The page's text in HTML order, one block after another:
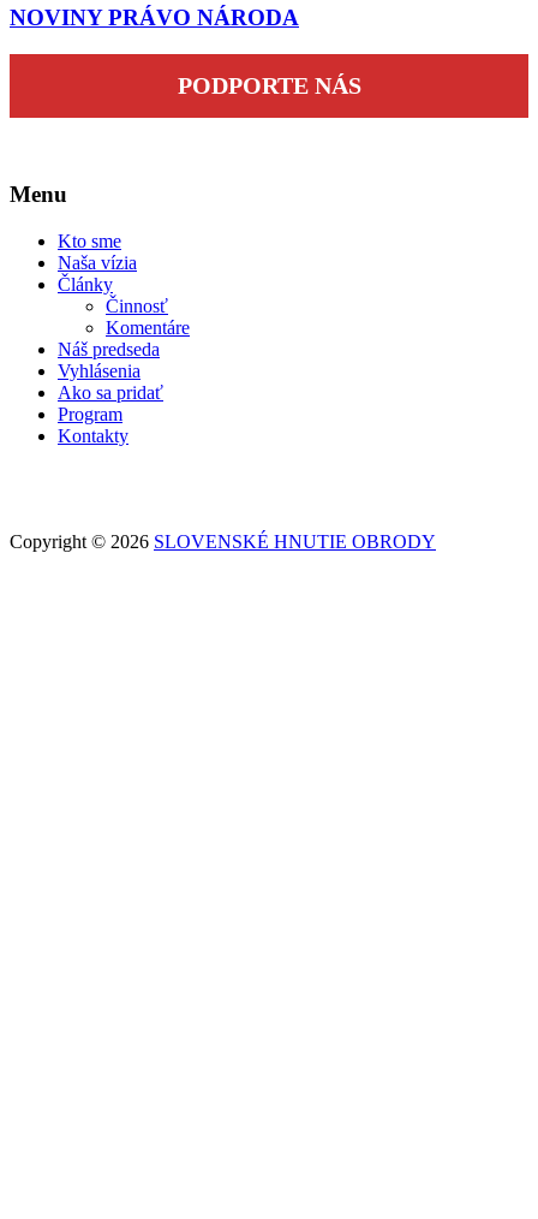
NOVINY PRÁVO NÁRODA
PODPORTE NÁS
Menu
Kto sme
Naša vízia
Články
Činnosť
Komentáre
Náš predseda
Vyhlásenia
Ako sa pridať
Program
Kontakty
Copyright © 2026 SLOVENSKÉ HNUTIE OBRODY